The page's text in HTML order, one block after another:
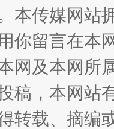
站台名比不上好声名
本传媒网站
用你留言在
网及本网所
稿，本网站
转载、摘编